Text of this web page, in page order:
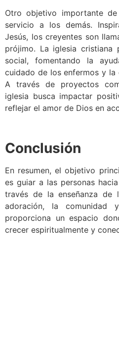
Otro objetivo importante
servicio a los demás.
Jesús, los creyentes son
prójimo. La iglesia cristiana
social, fomentando la
cuidado de los enfermos y la
A través de proyectos
iglesia busca impactar
reflejar el amor de Dios en
Conclusión
En resumen, el objetivo
es guiar a las personas
través de la enseñanza de
adoración, la
proporciona un espacio
crecer espiritualmente y